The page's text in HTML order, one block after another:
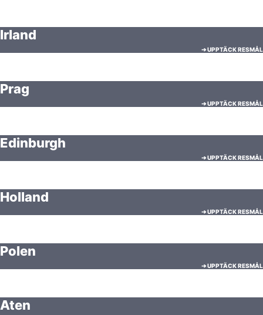
Irland
➔ UPPTÄCK RESMÅL
Prag
➔ UPPTÄCK RESMÅL
Edinburgh
➔ UPPTÄCK RESMÅL
Holland
➔ UPPTÄCK RESMÅL
Polen
➔ UPPTÄCK RESMÅL
Aten